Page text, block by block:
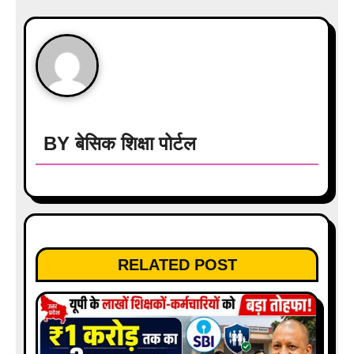
a
v
i
a
i
o
n
BYबेसिक शिक्षा पोर्टल
RELATED POST